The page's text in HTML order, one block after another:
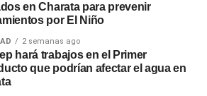
en Charata para prevenir
por El Niño
2 semanas ago
hará trabajos en el Primer
que podrían afectar el agua en